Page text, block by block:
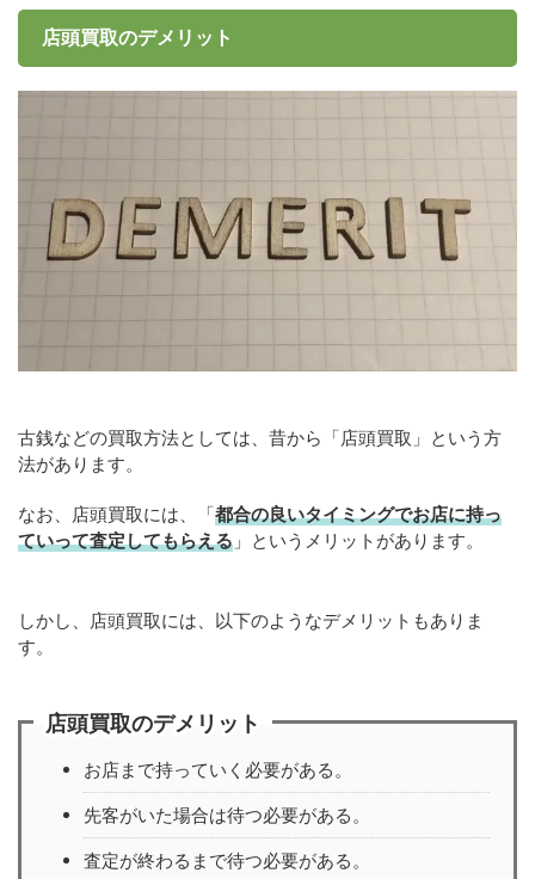
店頭買取のデメリット
古銭などの買取方法としては、昔から「店頭買取」という方
法があります。
なお、店頭買取には、「都合の良いタイミングでお店に持っ
ていって査定してもらえる 」というメリットがあります。
しかし、店頭買取には、以下のようなデメリットもありま
す。
店頭買取のデメリット
お店まで持っていく必要がある。
先客がいた場合は待つ必要がある。
査定が終わるまで待つ必要がある。